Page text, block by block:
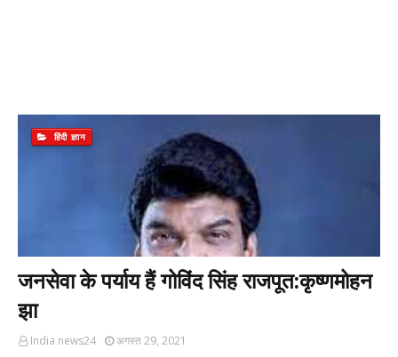
हिंदी ज्ञान
जनसेवा के पर्याय हैं गोविंद सिंह राजपूत:कृष्णमोहन
झा
India news24 अगस्त 29, 2021